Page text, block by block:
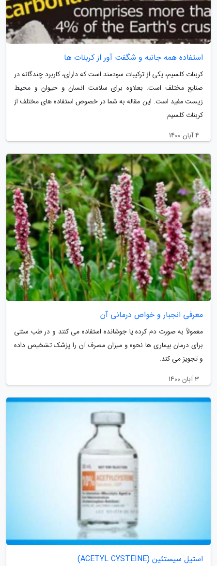
استفاده همه جانبه و شگفت آور از کربنات ها
کربنات کلسیم، یکی از ترکیبات سودمند است که دارای، کاربرد چندگانه در
صنایع مختلف است. بعلاوه برای سلامت انسان و حیوان و محیط
زیست مفید است. این مقاله به شما در خصوص استفاده های مختلف از
کربنات کلسیم
4 آبان 1400
معرفی انجبار و خواص درمانی آن
معمولاً به صورت دم کرده یا جوشانده استفاده می کنند و در طب سنتی
برای درمان بیماری ها نحوه و میزان مصرف آن را پزشک تشخیص داده
و تجویز می کند.
3 آبان 1400
استیل سیستئین (ACETYL CYSTEINE)